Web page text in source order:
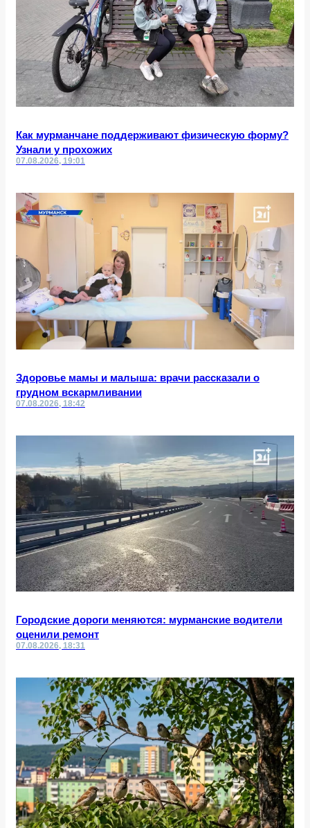
Как мурманчане поддерживают физическую форму?
Узнали у прохожих
07.08.2026, 19:01
Здоровье мамы и малыша: врачи рассказали о
грудном вскармливании
07.08.2026, 18:42
Городские дороги меняются: мурманские водители
оценили ремонт
07.08.2026, 18:31